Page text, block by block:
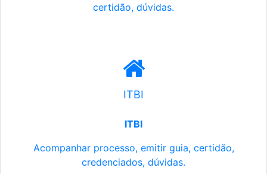
certidão, dúvidas.
ITBI
ITBI
Acompanhar processo, emitir guia, certidão,
credenciados, dúvidas.